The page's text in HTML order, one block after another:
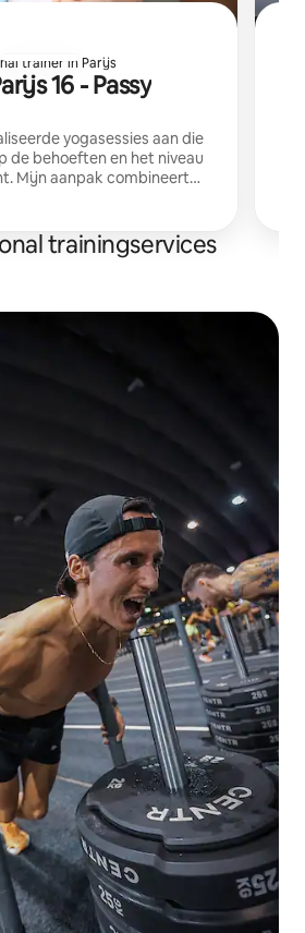
trainer in Parijs
16 - Passy
yogasessies aan die
de behoeften en het niveau
Mijn aanpak combineert
te verbeteren.
trainingservices